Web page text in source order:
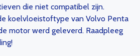
die niet compatibel zijn.
koelvloeistoftype van Volvo Penta
motor werd geleverd. Raadpleeg